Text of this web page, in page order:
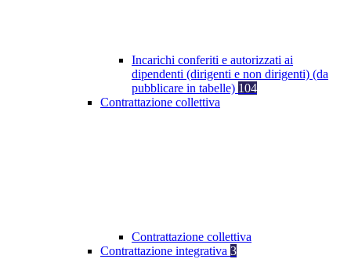
Incarichi conferiti e autorizzati ai
dipendenti (dirigenti e non dirigenti) (da
pubblicare in tabelle) 104
Contrattazione collettiva
Contrattazione collettiva
Contrattazione integrativa 3